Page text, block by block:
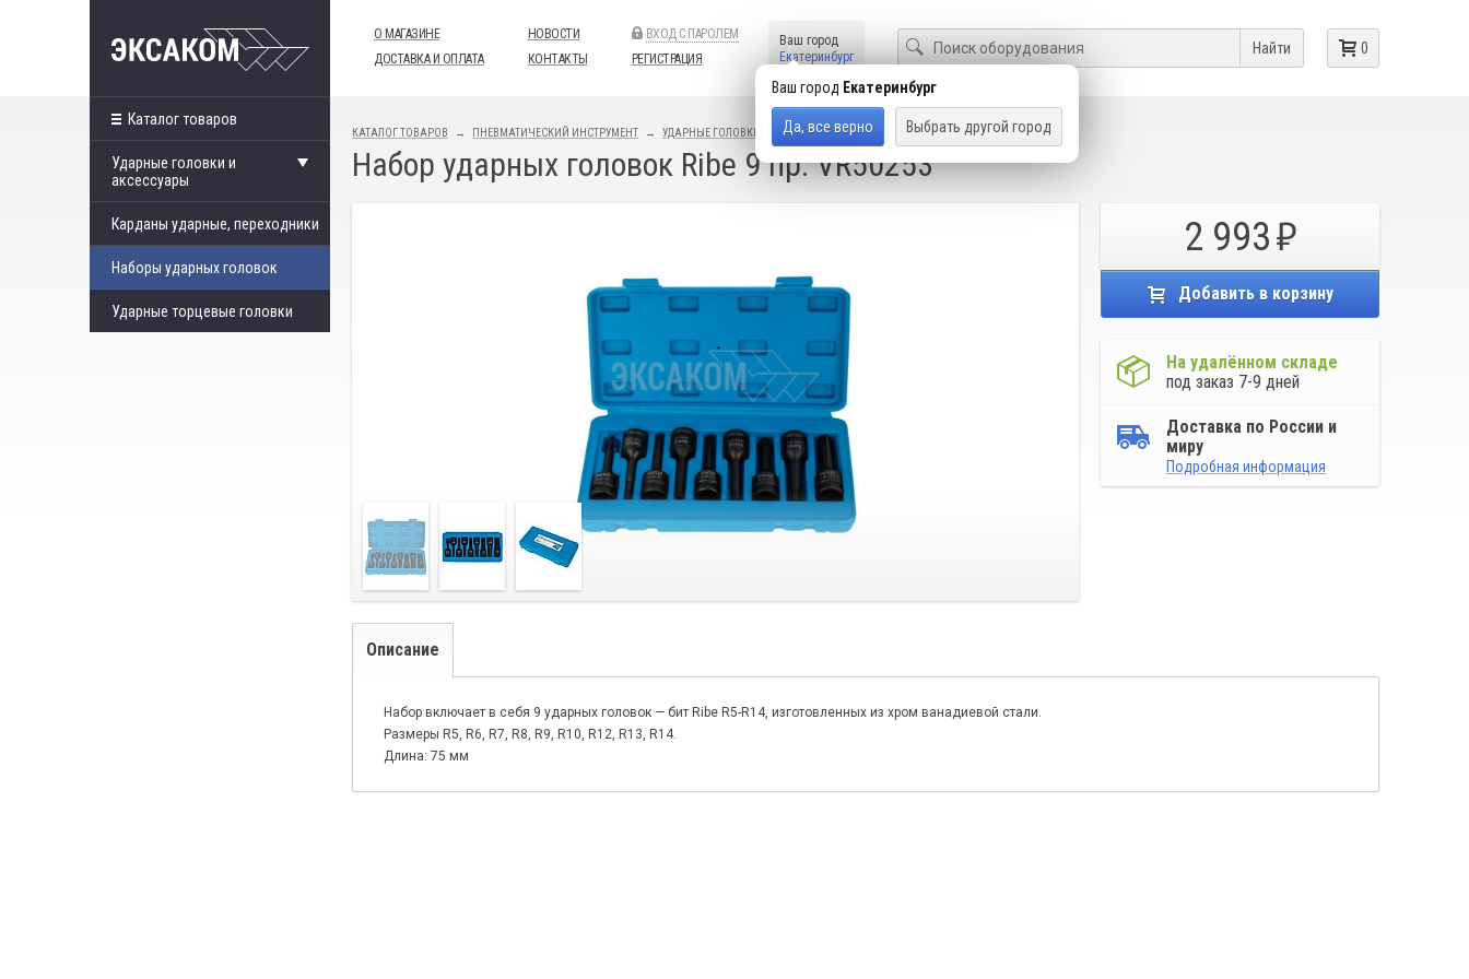
О МАГАЗИНЕ
ДОСТАВКА И ОПЛАТА
НОВОСТИ
КОНТАКТЫ
ВХОД С ПАРОЛЕМ
РЕГИСТРАЦИЯ
Ваш город
Екатеринбург
Ваш город Екатеринбург
Да, все верно Выбрать другой город
Найти 0
Каталог товаров
Ударные головки и
аксессуары
Карданы ударные, переходники
Наборы ударных головок
Ударные торцевые головки
КАТАЛОГ ТОВАРОВ ПНЕВМАТИЧЕСКИЙ ИНСТРУМЕНТ УДАРНЫЕ ГОЛОВКИ И АКСЕССУАРЫ НАБОРЫ УДАРНЫХ ГОЛОВОК
Набор ударных головок Ribe 9 пр. VR50253
2 993
Добавить в корзину
На удалённом складе
под заказ 7-9 дней
Доставка по России и
миру
Подробная информация
Описание
Набор включает в себя 9 ударных головок — бит Ribe R5-R14, изготовленных из хром ванадиевой стали.
Размеры R5, R6, R7, R8, R9, R10, R12, R13, R14.
Длина: 75 мм